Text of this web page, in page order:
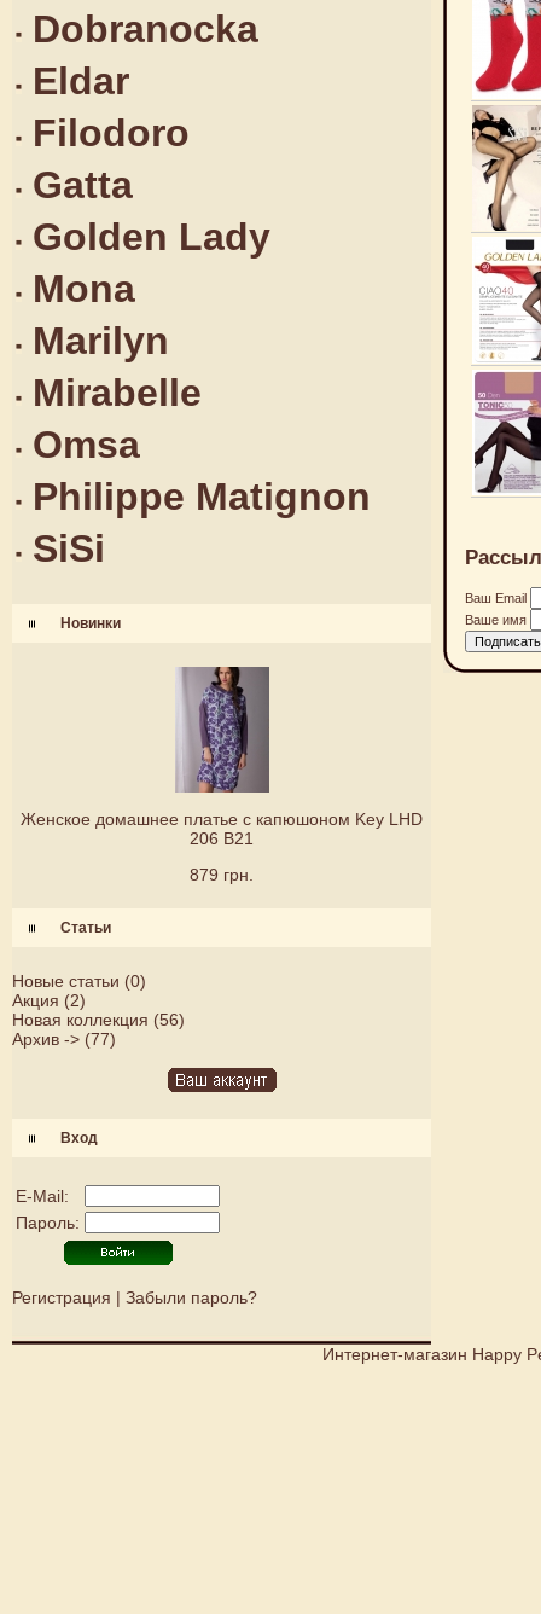
Dobranocka
Eldar
Filodoro
Gatta
Golden Lady
Mona
Marilyn
Mirabelle
Omsa
Philippe Matignon
SiSi
Новинки
Женское домашнее платье с капюшоном Key LHD
206 B21
879 грн.
Статьи
Новые статьи (0)
Акция (2)
Новая коллекция (56)
Архив -> (77)
Вход
E-Mail:
Пароль:
Регистрация | Забыли пароль?
Ваш Email
Ваше имя
Интернет-магазин Happy